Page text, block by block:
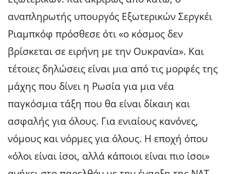
αναπληρωτής υπουργός Εξωτερικών Σεργκέι
Ριαμπκόφ πρόσθεσε ότι «ο κόσμος δεν
βρίσκεται σε ειρήνη με την Ουκρανία». Και
τέτοιες δηλώσεις είναι μια από τις μορφές της
μάχης που δίνει η Ρωσία για μια νέα
παγκόσμια τάξη που θα είναι δίκαιη και
ασφαλής για όλους. Για ενιαίους κανόνες,
νόμους και νόρμες για όλους. Η εποχή όπου
«όλοι είναι ίσοι, αλλά κάποιοι είναι πιο ίσοι»